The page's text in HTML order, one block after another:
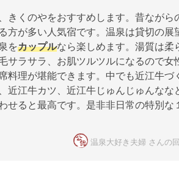
きくのやをおすすめします。昔ながら
が多い人気宿です。温泉は貸切の展
をカップルなら楽しめます。湯質は柔
ラサラ、お肌ツルツルになるので女
料理が堪能できます。中でも近江牛づ
近江牛カツ、近江牛じゅんじゅんなな
せると最高です。是非非日常の特別な
温泉大好き夫婦 さんの